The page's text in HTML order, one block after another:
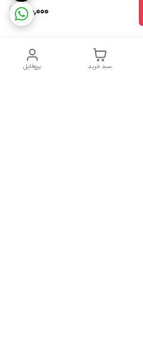
150,000
پروفایل سبد خرید